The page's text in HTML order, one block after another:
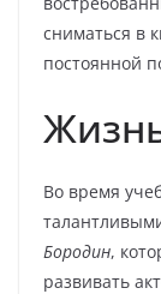
сниматься в
постоянной
Во время
Бородин,
развивать